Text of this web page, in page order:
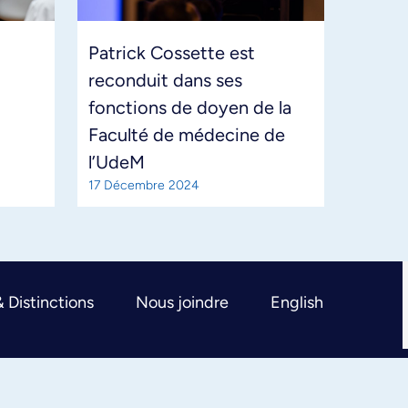
Patrick Cossette est
reconduit dans ses
fonctions de doyen de la
Faculté de médecine de
l’UdeM
17 Décembre 2024
Distinctions Nous joindre English